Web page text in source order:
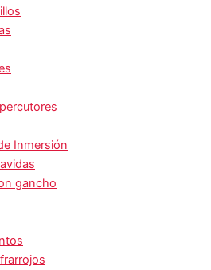
Inmersión
gancho